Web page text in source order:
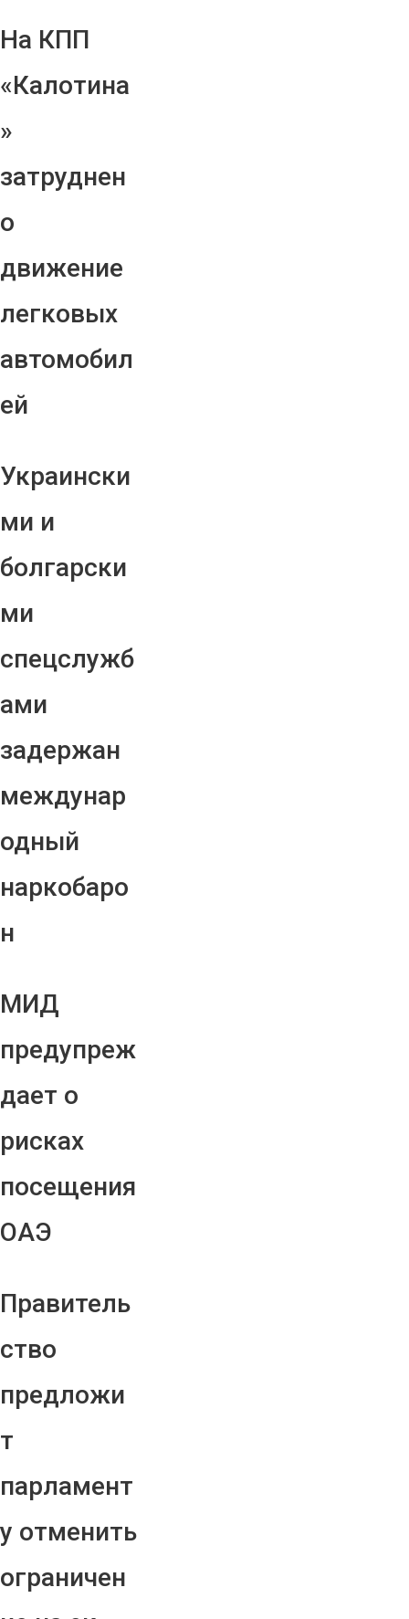
На КПП
«Калотина
»
затруднен
о
движение
легковых
автомобил
ей
Украински
ми и
болгарски
ми
спецслужб
ами
задержан
междунар
одный
наркобаро
н
МИД
предупреж
дает о
рисках
посещения
ОАЭ
Правитель
ство
предложи
т
парламент
у отменить
ограничен